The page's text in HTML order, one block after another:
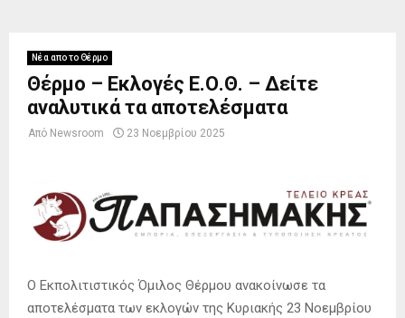
Νέα απο το Θέρμο
Θέρμο – Εκλογές Ε.Ο.Θ. – Δείτε
αναλυτικά τα αποτελέσματα
Από Newsroom 23 Νοεμβρίου 2025
Ο Εκπολιτιστικός Όμιλος Θέρμου ανακοίνωσε τα
αποτελέσματα των εκλογών της Κυριακής 23 Νοεμβρίου